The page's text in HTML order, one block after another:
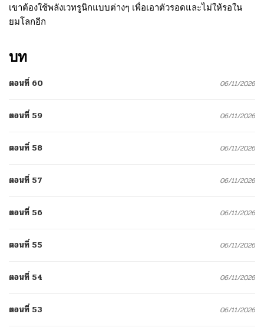
เขาต้องใช้พลังเวทรูนิกแบบต่างๆ เพื่อเอาตัวรอดและไม่ให้รอใน
ยมโลกอีก
บท
ตอนที่ 60 06/11/2026
ตอนที่ 59 06/11/2026
ตอนที่ 58 06/11/2026
ตอนที่ 57 06/11/2026
ตอนที่ 56 06/11/2026
ตอนที่ 55 06/11/2026
ตอนที่ 54 06/11/2026
ตอนที่ 53 06/11/2026